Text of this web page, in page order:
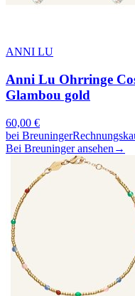
ANNI LU
Anni Lu Ohrringe
Glambou gold
60,00 €
bei Breuninger
Bei Breuninger ansehen →